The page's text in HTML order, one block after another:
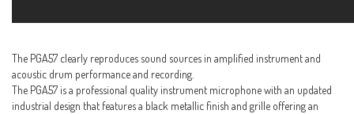
The PGA57 clearly reproduces sound sources in amplified instrument and
acoustic drum performance and recording.
The PGA57 is a professional quality instrument microphone with an updated
industrial design that features a black metallic finish and grille offering an